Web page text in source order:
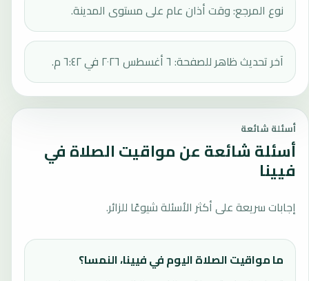
نوع المرجع: وقت أذان عام على مستوى المدينة.
آخر تحديث ظاهر للصفحة: ٦ أغسطس ٢٠٢٦ في ٦:٤٢ م.
أسئلة شائعة
أسئلة شائعة عن مواقيت الصلاة في
فيينا
إجابات سريعة على أكثر الأسئلة شيوعًا للزائر.
ما مواقيت الصلاة اليوم في فيينا، النمسا؟